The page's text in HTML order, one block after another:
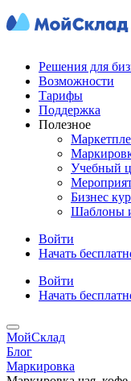
Решения для
Возможности
Тарифы
Поддержка
Полезное
Учебный
Бизнес
Шаблоны
Войти
Начать
Войти
Начать
МойСклад
Блог
Маркировка